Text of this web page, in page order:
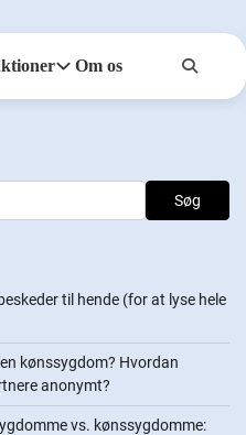
Om os
Søg
til hende (for at lyse hele
kønssygdom? Hvordan
anonymt?
vs. kønssygdomme: